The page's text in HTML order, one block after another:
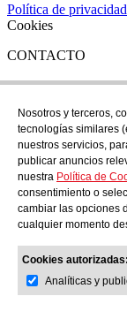
Política de privacidad
Cookies
CONTACTO
Si tienes cualquier
TEL: +34 972 21 30
EMAIL:
SÍGUENOS EN
Instagram
Nosotros y terceros,
tecnologías similares
nuestros servicios,
publicar anuncios
nuestra Política de
consentimiento o
cambiar las opciones
cualquier momento
Cookies autorizadas:
Analíticas y